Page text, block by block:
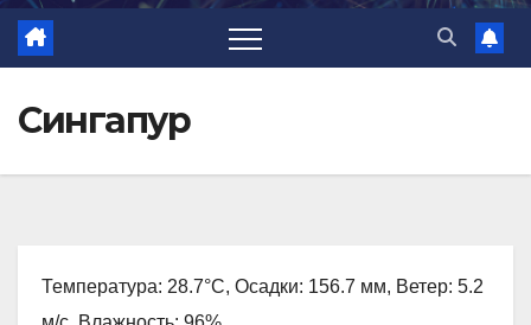
Сингапур
Температура: 28.7°C, Осадки: 156.7 мм, Ветер: 5.2